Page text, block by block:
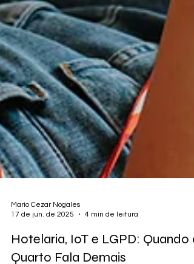
Mario Cezar Nogales
17 de jun. de 2025
4 min de leitura